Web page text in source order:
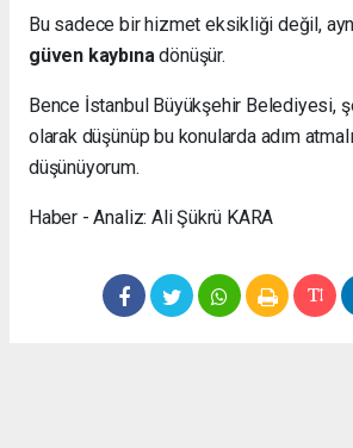
Bu sadece bir hizmet eksikliği değil,
güven kaybınadönüşür.
Bence İstanbul Büyükşehir Belediyesi,
olarak düşünüp bu konularda adım
düşünüyorum.
Haber - Analiz: Ali Şükrü KARA